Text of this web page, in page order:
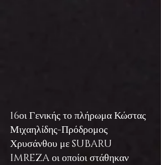
16οι Γενικής το πλήρωμα Κώστας
Μιχαηλίδης-Πρόδρομος
Χρυσάνθου με SUBARU
IMREZA οι οποίοι στάθηκαν